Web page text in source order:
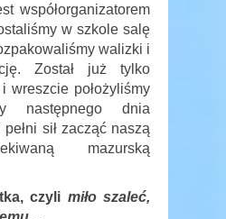
współorganizatorem
w szkole salę
walizki i
Został już tylko
wreszcie położyliśmy
następnego dnia
sił zacząć naszą
mazurską
czyli miło szaleć,